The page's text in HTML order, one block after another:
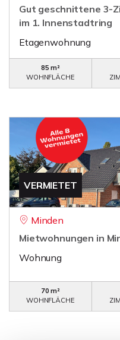
Gut geschnittene 3-
im 1. Innenstadtring
Etagenwohnung
85 m²
WOHNFLÄCHE
VERMIETET
Minden
Mietwohnungen in
Wohnung
70 m²
WOHNFLÄCHE